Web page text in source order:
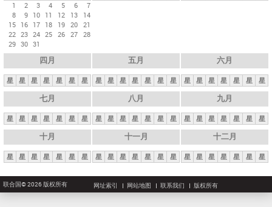
1
2 3 4 5 6
7
8
9 10 11 12 13
14
15 16 17 18 19 20 21
22 23 24 25 26 27 28
29 30 31
四月
星 星 星 星 星 星 星
五月
星 星 星 星 星 星 星
六月
星 星 星 星 星 星 星
七月
星 星 星 星 星 星 星
八月
星 星 星 星 星 星 星
九月
星 星 星 星 星 星 星
十月
星 星 星 星 星 星 星
十一月
星 星 星 星 星 星 星
十二月
星 星 星 星 星 星 星
联合国© 2026 版权所有 网址索引 网站地图 联系我们 版权所有